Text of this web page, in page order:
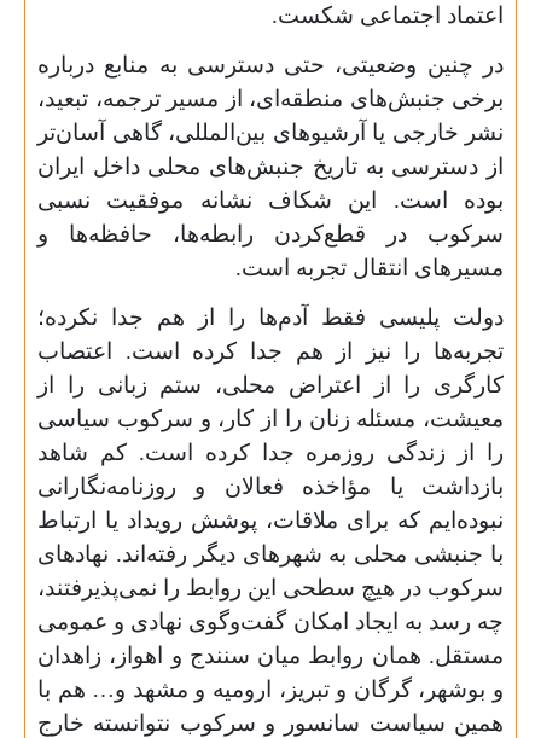
اعتماد اجتماعی شکست.
در چنین وضعیتی، حتی دسترسی به منابع درباره
برخی جنبش‌های منطقه‌ای، از مسیر ترجمه، تبعید،
نشر خارجی یا آرشیوهای بین‌المللی، گاهی آسان‌تر
از دسترسی به تاریخ جنبش‌های محلی داخل ایران
بوده است. این شکاف نشانه موفقیت نسبی
سرکوب در قطع‌کردن رابطه‌ها، حافظه‌ها و
مسیرهای انتقال تجربه است.
دولت پلیسی فقط آدم‌ها را از هم جدا نکرده؛
تجربه‌ها را نیز از هم جدا کرده است. اعتصاب
کارگری را از اعتراض محلی، ستم زبانی را از
معیشت، مسئله زنان را از کار، و سرکوب سیاسی
را از زندگی روزمره جدا کرده است. کم شاهد
بازداشت یا مؤاخذه فعالان و روزنامه‌نگارانی
نبوده‌ایم که برای ملاقات، پوشش رویداد یا ارتباط
با جنبشی محلی به شهرهای دیگر رفته‌اند. نهادهای
سرکوب در هیچ سطحی این روابط را نمی‌پذیرفتند،
چه رسد به ایجاد امکان گفت‌وگوی نهادی و عمومی
مستقل. همان روابط میان سنندج و اهواز، زاهدان
و بوشهر، گرگان و تبریز، ارومیه و مشهد و… هم با
همین سیاست سانسور و سرکوب نتوانسته خارج